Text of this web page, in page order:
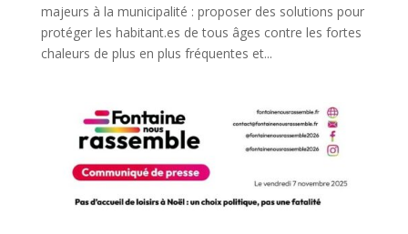
majeurs à la municipalité : proposer des solutions pour
protéger les habitant.es de tous âges contre les fortes
chaleurs de plus en plus fréquentes et...